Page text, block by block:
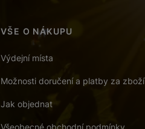
VŠE O NÁKUPU
Výdejní místa
Možnosti doručení a platby za zboží
Jak objednat
Všeobecné obchodní podmínky